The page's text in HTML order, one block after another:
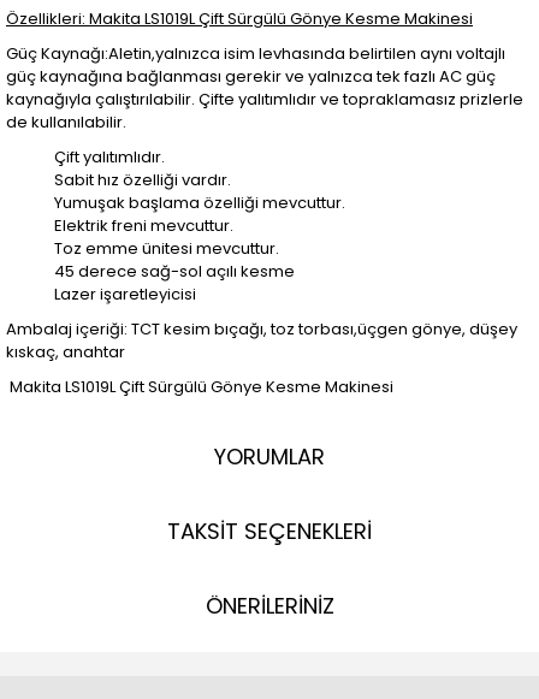
Özellikleri: Makita LS1019L Çift Sürgülü Gönye Kesme Makinesi
Güç Kaynağı:Aletin,yalnızca isim levhasında belirtilen aynı voltajlı
güç kaynağına bağlanması gerekir ve yalnızca tek fazlı AC güç
kaynağıyla çalıştırılabilir. Çifte yalıtımlıdır ve topraklamasız prizlerle
de kullanılabilir.
Çift yalıtımlıdır.
Sabit hız özelliği vardır.
Yumuşak başlama özelliği mevcuttur.
Elektrik freni mevcuttur.
Toz emme ünitesi mevcuttur.
45 derece sağ-sol açılı kesme
Lazer işaretleyicisi
Ambalaj içeriği: TCT kesim bıçağı, toz torbası,üçgen gönye, düşey
kıskaç, anahtar
Makita LS1019L Çift Sürgülü Gönye Kesme Makinesi
YORUMLAR
TAKSİT SEÇENEKLERİ
ÖNERİLERİNİZ